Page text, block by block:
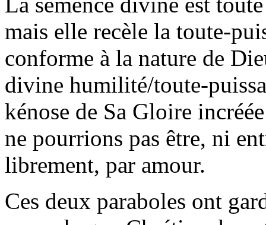
mais elle recèle la toute-
conforme à la nature de
divine humilité/toute-
kénose de Sa Gloire
ne pourrions pas être, ni
librement, par amour.
Ces deux paraboles ont